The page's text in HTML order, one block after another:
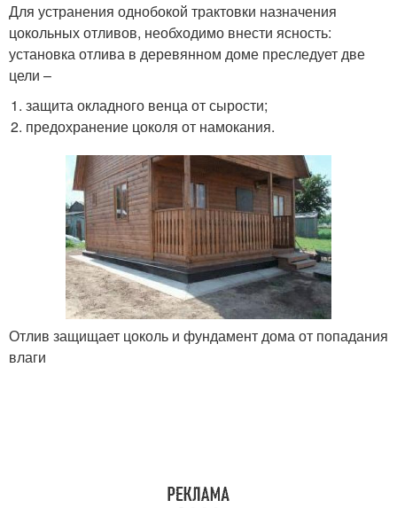
Для устранения однобокой трактовки назначения
цокольных отливов, необходимо внести ясность:
установка отлива в деревянном доме преследует две
цели –
защита окладного венца от сырости;
предохранение цоколя от намокания.
Отлив защищает цоколь и фундамент дома от попадания
влаги